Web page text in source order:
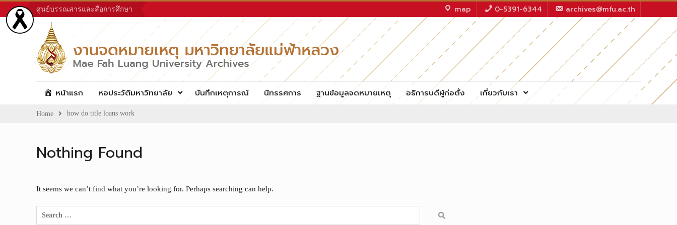
to
content
ศูนย์บรรณสารและสื่อการศึกษา map 0-5391-6344 archives@mfu.ac.th
หน้าแรก หอประวัติมหาวิทยาลัย บันทึกเหตุการณ์ นิทรรศการ ฐานข้อมูลจดหมายเหตุ อธิการบดีผู้ก่อตั้ง เกี่ยวกับเรา
Home how do title loans work
Nothing Found
It seems we can’t find what you’re looking for. Perhaps searching can help.
Search
for: